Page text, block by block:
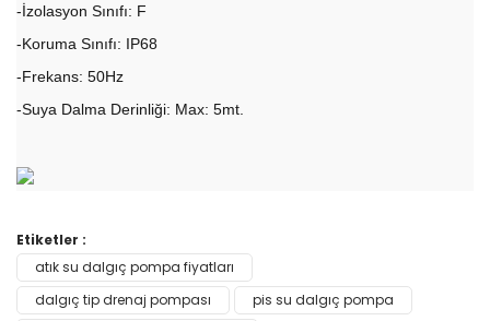
-İzolasyon Sınıfı: F
-Koruma Sınıfı: IP68
-Frekans: 50Hz
-Suya Dalma Derinliği: Max: 5mt.
Bu ürüne ilk yorumu siz yapın!
Bu ürünün fiyat bilgisi, resim, ürün açıklamalarında ve diğer
konularda yetersiz gördüğünüz noktaları öneri formunu
kullanarak tarafımıza iletebilirsiniz.
Görüş ve önerileriniz için teşekkür ederiz.
Etiketler :
atık su dalgıç pompa fiyatları
dalgıç tip drenaj pompası
pis su dalgıç pompa